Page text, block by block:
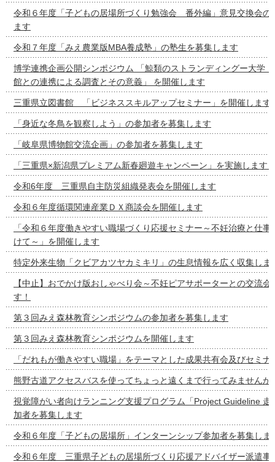
令和６年度「子どもの居場所づくり勉強会 番外編」意見交換会の
ます
令和７年度「みえ農業版MBA養成塾」の塾生を募集します
博学連携企画公開シンポジウム 「鯨類のストランディングー大学
館との連携による調査とその意義」 を開催します
三重県立図書館 「ビジネススキルアップセミナー」を開催します
「身近な冬鳥を観察しよう」の参加者を募集します
「岐阜県博物館交流企画」の参加者を募集します
「三重県×新潟県プレミアム新春廻遊キャンペーン」を実施します
令和6年度 三重県自主防災組織発表会を開催します
令和６年度循環関連産業ＤＸ商談会を開催します
「令和６年度働きやすい職場づくり応援セミナー～不妊治療と仕
けて～」を開催します
特定外来生物「クビアカツヤカミキリ」の生息情報を広く収集しま
【中止】おでかけ版おしゃべり会～不妊ピアサポーターとの交流会
す！
第３回みえ森林教育シンポジウムの参加者を募集します
第３回みえ森林教育シンポジウムを開催します
「だれもが働きやすい職場」をテーマとした成果共有会及びセミ
熊野古道アクセスバスを使ってちょっと遠くまで行ってみませんか
視覚障がい者向けランニング支援プログラム「Project Guideline 走
加者を募集します
令和６年度「子どもの居場所」インターンシップ参加者を募集しま
令和６年度 三重県子どもの居場所づくり応援アドバイザー派遣事